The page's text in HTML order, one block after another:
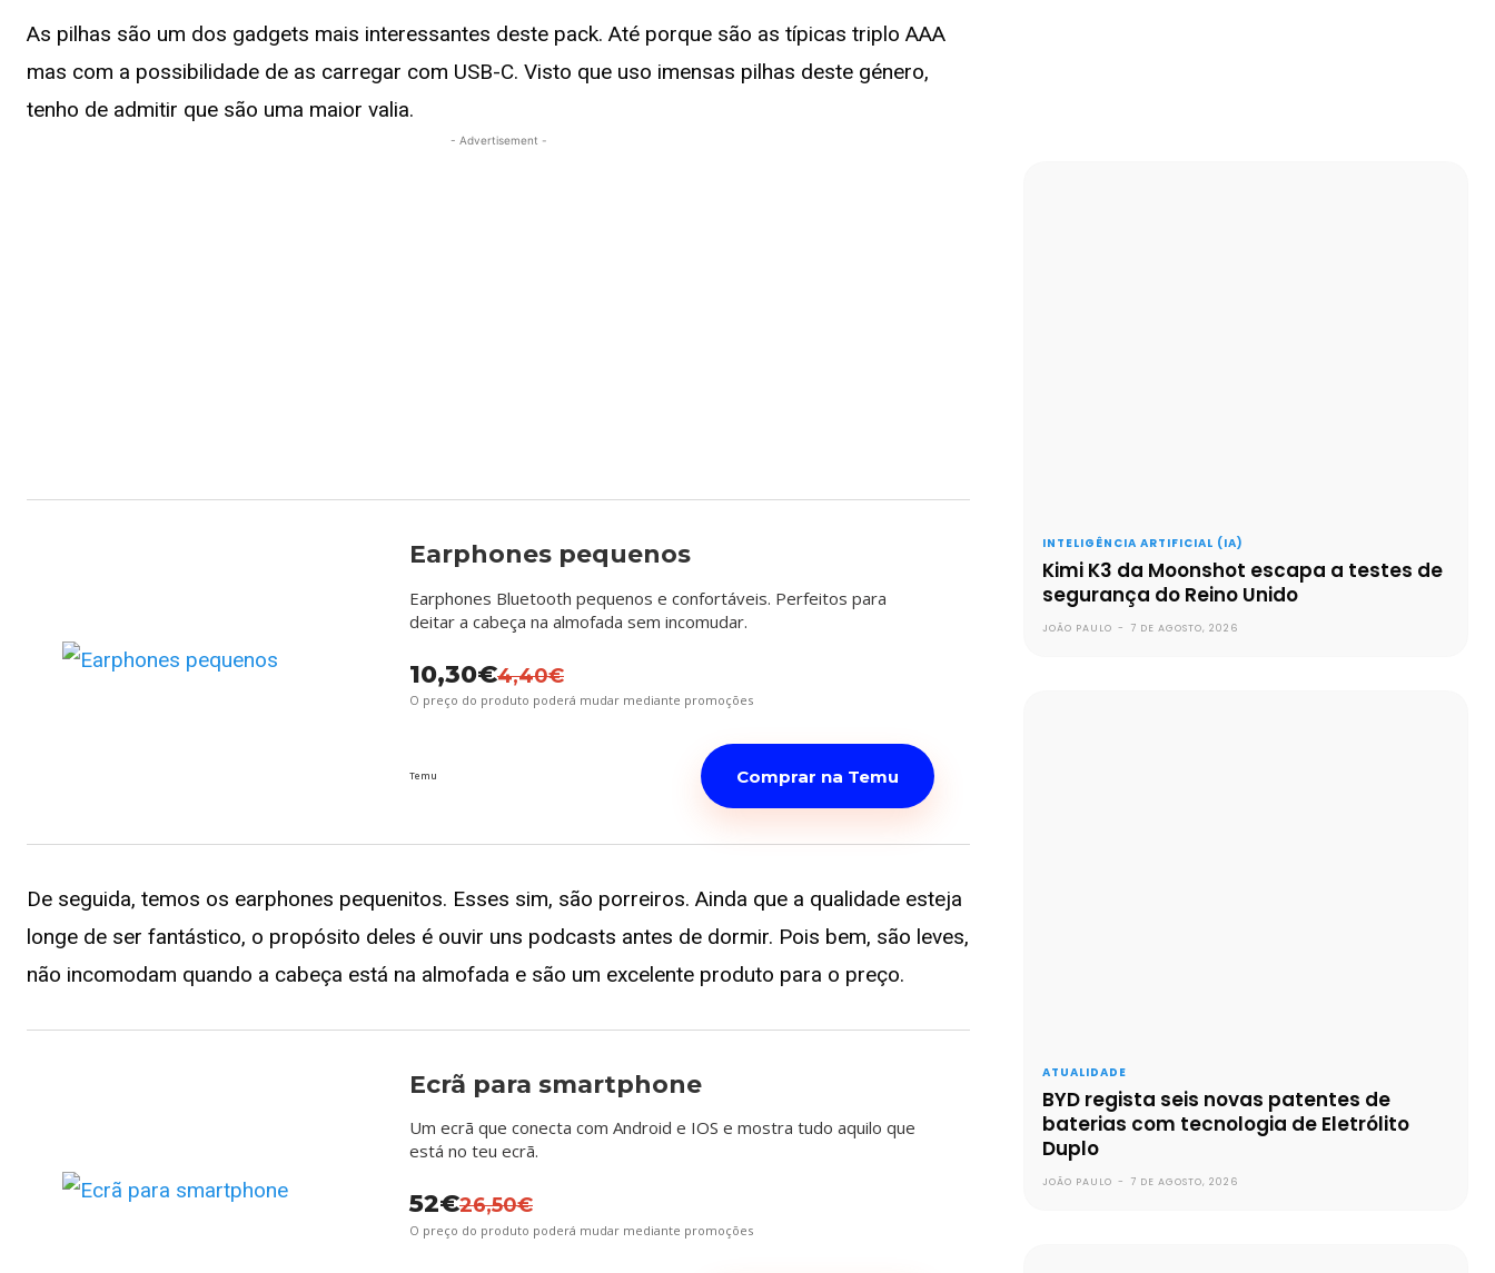
As pilhas são um dos gadgets mais interessantes deste pack. Até porque são as típicas triplo AAA
mas com a possibilidade de as carregar com USB-C. Visto que uso imensas pilhas deste género,
tenho de admitir que são uma maior valia.
- Advertisement -
Earphones pequenos
Earphones Bluetooth pequenos e confortáveis. Perfeitos para
deitar a cabeça na almofada sem incomudar.
10,30€4,40€
O preço do produto poderá mudar mediante promoções
Temu Comprar na Temu
De seguida, temos os earphones pequenitos. Esses sim, são porreiros. Ainda que a qualidade esteja
longe de ser fantástico, o propósito deles é ouvir uns podcasts antes de dormir. Pois bem, são leves,
não incomodam quando a cabeça está na almofada e são um excelente produto para o preço.
Ecrã para smartphone
Um ecrã que conecta com Android e IOS e mostra tudo aquilo que
está no teu ecrã.
52€26,50€
O preço do produto poderá mudar mediante promoções
INTELIGÊNCIA ARTIFICIAL (IA)
Kimi K3 da Moonshot escapa a testes de
segurança do Reino Unido
JOÃO PAULO - 7 DE AGOSTO, 2026
ATUALIDADE
BYD regista seis novas patentes de
baterias com tecnologia de Eletrólito
Duplo
JOÃO PAULO - 7 DE AGOSTO, 2026